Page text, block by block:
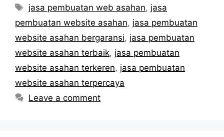
Tags
jasa pembuatan web asahan, jasa
pembuatan website asahan, jasa pembuatan
website asahan bergaransi, jasa pembuatan
website asahan terbaik, jasa pembuatan
website asahan terkeren, jasa pembuatan
website asahan terpercaya
Leave a comment